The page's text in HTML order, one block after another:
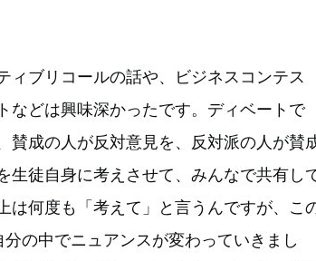
ィブリコールの話や、ビジネスコンテス
などは興味深かったです。ディベートで
賛成の人が反対意見を、反対派の人が賛
生徒自身に考えさせて、みんなで共有し
は何度も「考えて」と言うんですが、こ
の中でニュアンスが変わっていきまし